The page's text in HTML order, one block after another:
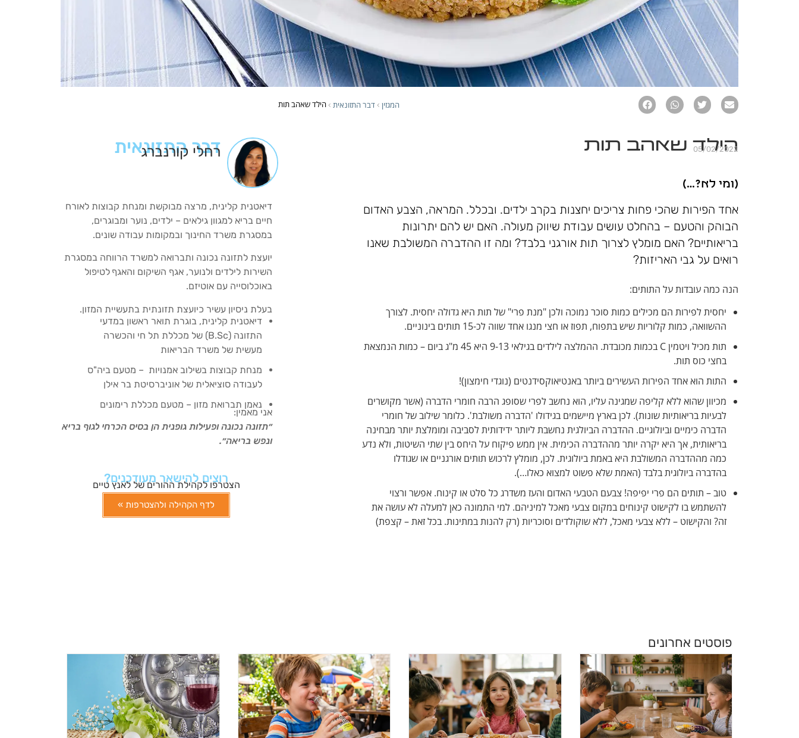
המגזין › דבר התזונאית › הילד שאהב תות
הילד שאהב תות
05/02/2022
(ומי לא?…)
אחד הפירות שהכי פחות צריכים יחצנות בקרב ילדים. ובכלל. המראה, הצבע האדום
הבוהק והטעם – בהחלט עושים עבודת שיווק מעולה. האם יש להם יתרונות
בריאותיים? האם מומלץ לצרוך תות אורגני בלבד? ומה זו ההדברה המשולבת שאנו
רואים על גבי האריזות?
הנה כמה עובדות על התותים:
יחסית לפירות הם מכילים כמות סוכר נמוכה ולכן "מנת פרי" של תות היא גדולה יחסית. לצורך
ההשוואה, כמות קלוריות שיש בתפוח, תפוז או חצי מנגו אחד שווה לכ-15 תותים בינוניים.
תות מכיל ויטמין C בכמות מכובדת. ההמלצה לילדים בגילאי 9-13 היא 45 מ"ג ביום – כמות הנמצאת
בחצי כוס תות.
התות הוא אחד הפירות העשירים ביותר באנטיאוקסידנטים (נוגדי חימצון)!
מכיוון שהוא ללא קליפה שמגינה עליו, הוא נחשב לפרי שסופג הרבה חומרי הדברה (אשר מקושרים
לבעיות בריאותיות שונות). לכן בארץ מיישמים בגידולו 'הדברה משולבת'. כלומר שילוב של חומרי
הדברה כימיים וביולוגיים. ההדברה הביולגית נחשבת ליותר ידידותית לסביבה ומומלצת יותר מבחינה
בריאותית, אך היא יקרה יותר מההדברה הכימית. אין ממש פיקוח על היחס בין שתי השיטות, ולא נדע
כמה מההדברה המשולבת היא באמת ביולוגית. לכן, מומלץ לרכוש תותים אורגניים או שגודלו
בהדברה ביולוגית בלבד (האמת שלא פשוט למצוא כאלו…).
טוב – תותים הם פרי יפיפה! צבעם הטבעי האדום והעז משדרג כל סלט או קינוח. אפשר ורצוי
להשתמש בו לקישוט קינוחים במקום צבעי מאכל למיניהם. למי התמונה כאן למעלה לא עושה את
זה? והקישוט – ללא צבעי מאכל, ללא שוקולדים וסוכריות (רק להנות במתינות. בכל זאת – קצפת)
דבר התזונאית
רחלי קורנברג
דיאטנית קלינית, מרצה מבוקשת ומנחת קבוצות לאורח
חיים בריא למגוון גילאים – ילדים, נוער ומבוגרים,
במסגרת משרד החינוך ובמקומות עבודה שונים.
יועצת לתזונה נכונה ותברואה למשרד הרווחה במסגרת
השירות לילדים ולנוער, אגף השיקום והאגף לטיפול
באוכלוסייה עם אוטיזם.
בעלת ניסיון עשיר כיועצת תזונתית בתעשיית המזון.
דיאטנית קלינית, בוגרת תואר ראשון במדעי
התזונה (B.Sc) של מכללת תל חי והכשרה
מעשית של משרד הבריאות
מנחת קבוצות בשילוב אמנויות – מטעם ביה"ס
לעבודה סוציאלית של אוניברסיטת בר אילן
נאמן תברואת מזון – מטעם מכללת רימונים
אני מאמין:
״תזונה נכונה ופעילות גופנית הן בסיס הכרחי לגוף בריא
ונפש בריאה״.
רוצים להישאר מעודכנים?
הצטרפו לקהילת ההורים של לאנץ טיים
לדף הקהילה ולהצטרפות »
פוסטים אחרונים